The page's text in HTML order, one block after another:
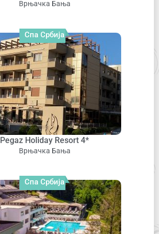
Врњачка Бања
Спа Србија
Pegaz Holiday Resort 4*
Врњачка Бања
Спа Србија